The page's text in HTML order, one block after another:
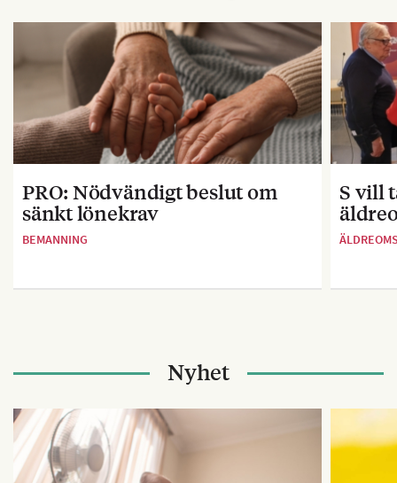
PRO: Nödvändigt beslut om
sänkt lönekrav
BEMANNING
S vill
Nyhet